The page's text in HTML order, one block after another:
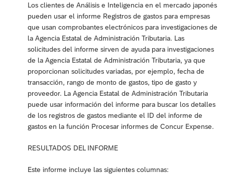
Los clientes de Análisis e Inteligencia en el mercado japonés
pueden usar el informe Registros de gastos para empresas
que usan comprobantes electrónicos para investigaciones de
la Agencia Estatal de Administración Tributaria. Las
solicitudes del informe sirven de ayuda para investigaciones
de la Agencia Estatal de Administración Tributaria, ya que
proporcionan solicitudes variadas, por ejemplo, fecha de
transacción, rango de monto de gastos, tipo de gasto y
proveedor. La Agencia Estatal de Administración Tributaria
puede usar información del informe para buscar los detalles
de los registros de gastos mediante el ID del informe de
gastos en la función Procesar informes de Concur Expense.
RESULTADOS DEL INFORME
Este informe incluye las siguientes columnas: